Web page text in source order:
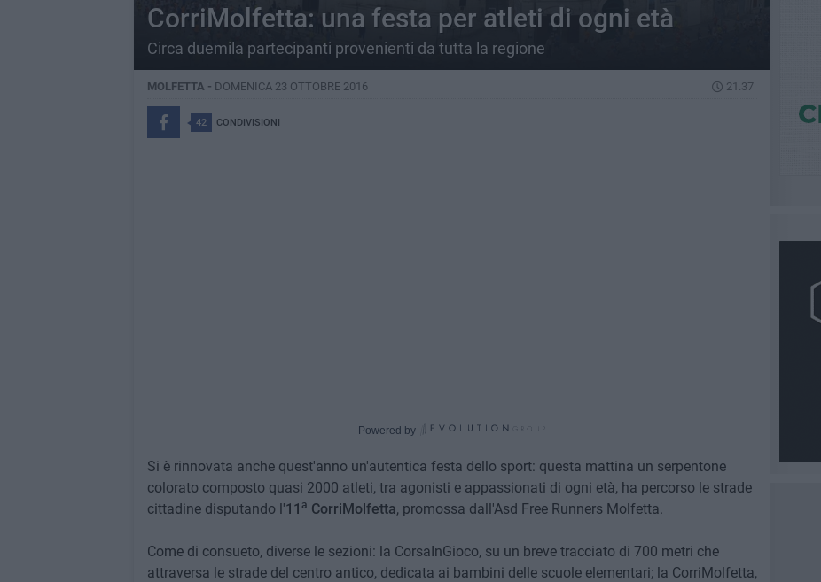
CorriMolfetta: una festa per atleti di ogni età
Circa duemila partecipanti provenienti da tutta la regione
MOLFETTA - DOMENICA 23 OTTOBRE 2016 21.37
42 CONDIVISIONI
Powered by
Si è rinnovata anche quest'anno un'autentica festa dello sport: questa mattina un serpentone
colorato composto quasi 2000 atleti, tra agonisti e appassionati di ogni età, ha percorso le strade
cittadine disputando l'11 a CorriMolfetta, promossa dall'Asd Free Runners Molfetta.
Come di consueto, diverse le sezioni: la CorsaInGioco, su un breve tracciato di 700 metri che
attraversa le strade del centro antico, dedicata ai bambini delle scuole elementari; la CorriMolfetta,